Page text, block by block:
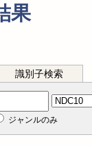
果
識別子検索
ジャンルのみ